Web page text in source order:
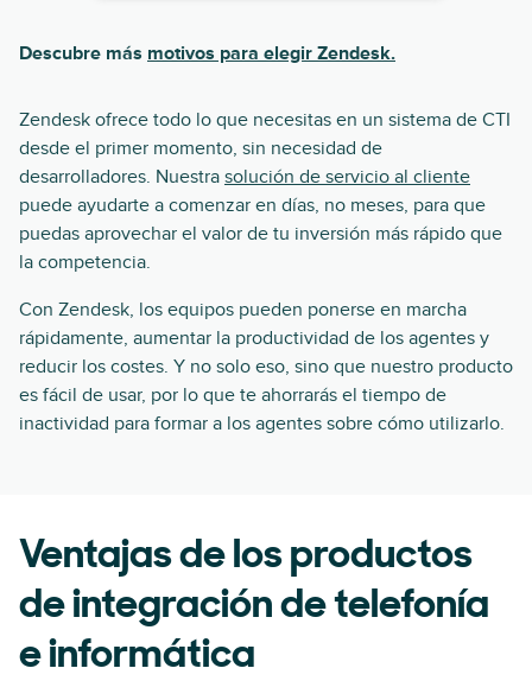
Descubre más motivos para elegir Zendesk.
Zendesk ofrece todo lo que necesitas en un sistema de CTI
desde el primer momento, sin necesidad de
desarrolladores. Nuestra solución de servicio al cliente
puede ayudarte a comenzar en días, no meses, para que
puedas aprovechar el valor de tu inversión más rápido que
la competencia.
Con Zendesk, los equipos pueden ponerse en marcha
rápidamente, aumentar la productividad de los agentes y
reducir los costes. Y no solo eso, sino que nuestro producto
es fácil de usar, por lo que te ahorrarás el tiempo de
inactividad para formar a los agentes sobre cómo utilizarlo.
Ventajas de los productos
de integración de telefonía
e informática